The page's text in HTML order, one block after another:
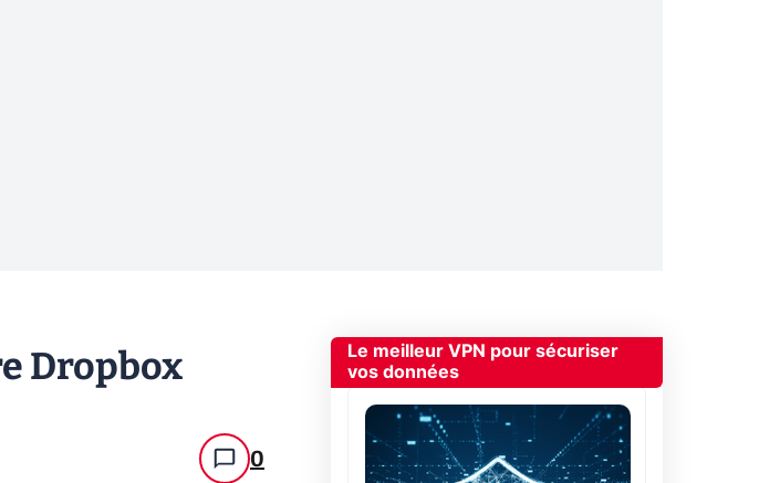
Dropbox
0
Le meilleur VPN pour sécuriser
vos données